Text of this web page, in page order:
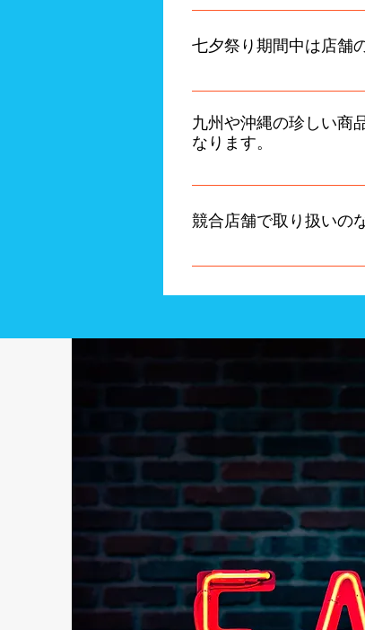
当社の全国ネットワーク
七夕祭り期間中は店舗
そんな時は大型倉庫の当
で配送も行えますのでご安
九州や沖縄の珍しい商
なります。
九州出身の代表なので任
競合店舗で取り扱いの
当社は、そういった商品